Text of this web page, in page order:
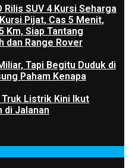
Rilis SUV 4 Kursi Seharga
Pijat, Cas 5 Menit,
Km, Siap Tantang
dan Range Rover
Tapi Begitu Duduk di
Paham Kenapa
Truk Listrik Kini Ikut
di Jalanan